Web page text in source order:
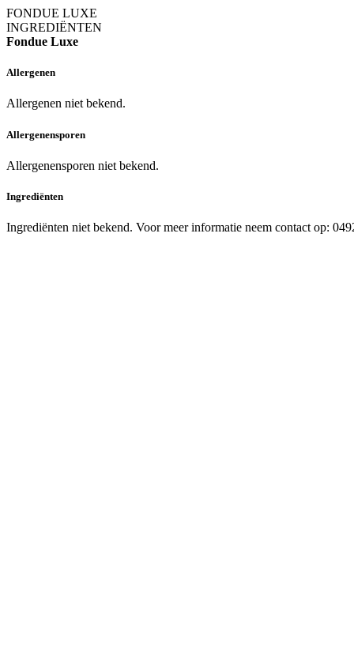
FONDUE LUXE
INGREDIËNTEN
Fondue Luxe
Allergenen
Allergenen niet bekend.
Allergenensporen
Allergenensporen niet bekend.
Ingrediënten
Ingrediënten niet bekend. Voor meer informatie neem contact op: